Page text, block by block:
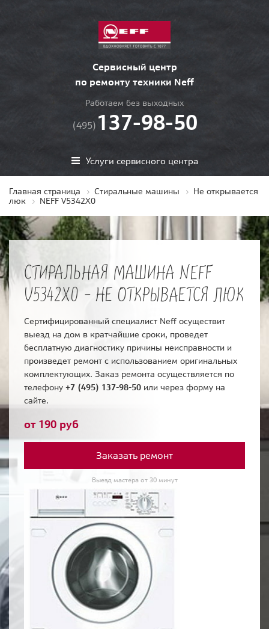
Сервисный центр
по ремонту техники Neff
Работаем без выходных
(495) 137-98-50
Услуги сервисного центра
Главная страница Стиральные машины
Не открывается
люк
NEFF V5342X0
СТИРАЛЬНАЯ МАШИНА NEFF
V5342X0 - НЕ ОТКРЫВАЕТСЯ ЛЮК
Сертифицированный специалист Neff осуществит
выезд на дом в кратчайшие сроки, проведет
бесплатную диагностику причины неисправности и
произведет ремонт с использованием оригинальных
комплектующих. Заказ ремонта осуществляется по
телефону +7 (495) 137-98-50 или через форму на
сайте.
от 190 руб
Заказать ремонт
Выезд мастера от 30 минут